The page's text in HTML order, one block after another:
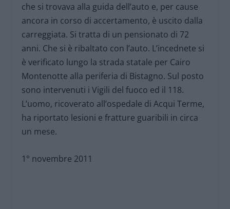
che si trovava alla guida dell’auto e, per cause
ancora in corso di accertamento, è uscito dalla
carreggiata. Si tratta di un pensionato di 72
anni. Che si è ribaltato con l’auto. L’incednete si
è verificato lungo la strada statale per Cairo
Montenotte alla periferia di Bistagno. Sul posto
sono intervenuti i Vigili del fuoco ed il 118.
L’uomo, ricoverato all’ospedale di Acqui Terme,
ha riportato lesioni e fratture guaribili in circa
un mese.
1° novembre 2011